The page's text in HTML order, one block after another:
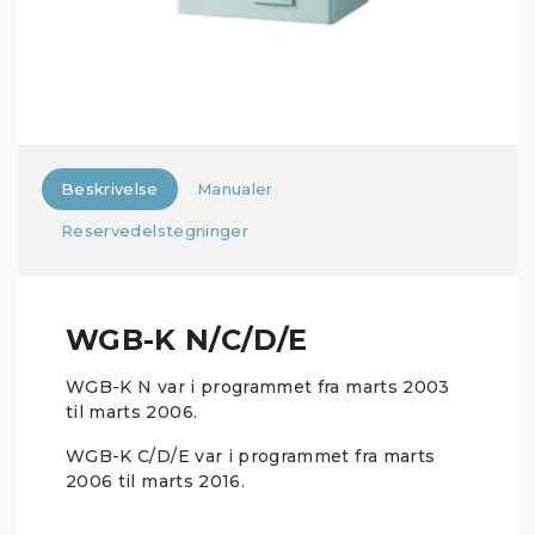
Beskrivelse Manualer
Reservedelstegninger
WGB-K N/C/D/E
WGB-K N var i programmet fra marts 2003
til marts 2006.
WGB-K C/D/E var i programmet fra marts
2006 til marts 2016.